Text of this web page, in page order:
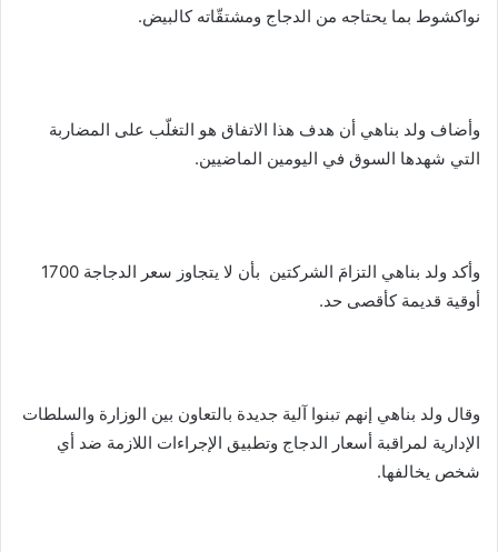
نواكشوط بما يحتاجه من الدجاج ومشتقّاته كالبيض.
وأضاف ولد بناهي أن هدف هذا الاتفاق هو التغلّب على المضاربة
التي شهدها السوق في اليومين الماضيين.
وأكد ولد بناهي التزامَ الشركتين بأن لا يتجاوز سعر الدجاجة 1700
أوقية قديمة كأقصى حد.
وقال ولد بناهي إنهم تبنوا آلية جديدة بالتعاون بين الوزارة والسلطات
الإدارية لمراقبة أسعار الدجاج وتطبيق الإجراءات اللازمة ضد أي
شخص يخالفها.